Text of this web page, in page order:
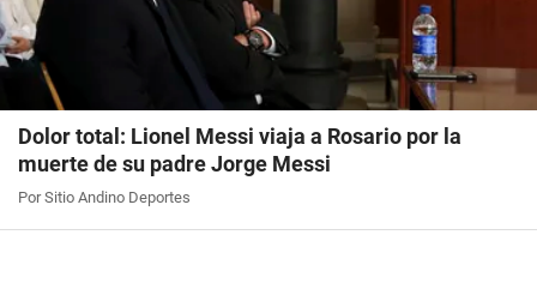
Dolor total: Lionel Messi viaja a Rosario por la
muerte de su padre Jorge Messi
Por Sitio Andino Deportes